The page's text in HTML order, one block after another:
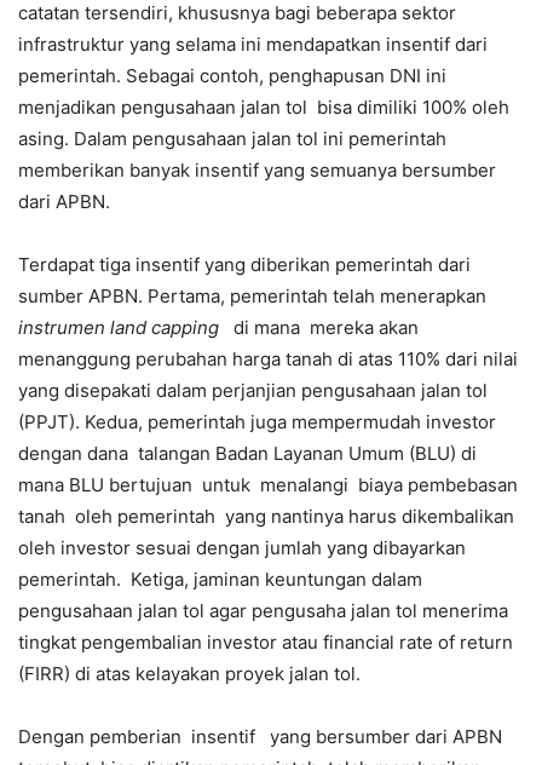
catatan tersendiri, khususnya bagi beberapa sektor
infrastruktur yang selama ini mendapatkan insentif dari
pemerintah. Sebagai contoh, penghapusan DNI ini
menjadikan pengusahaan jalan tol bisa dimiliki 100% oleh
asing. Dalam pengusahaan jalan tol ini pemerintah
memberikan banyak insentif yang semuanya bersumber
dari APBN.
Terdapat tiga insentif yang diberikan pemerintah dari
sumber APBN. Pertama, pemerintah telah menerapkan
instrumen land capping di mana mereka akan
menanggung perubahan harga tanah di atas 110% dari nilai
yang disepakati dalam perjanjian pengusahaan jalan tol
(PPJT). Kedua, pemerintah juga mempermudah investor
dengan dana talangan Badan Layanan Umum (BLU) di
mana BLU bertujuan untuk menalangi biaya pembebasan
tanah oleh pemerintah yang nantinya harus dikembalikan
oleh investor sesuai dengan jumlah yang dibayarkan
pemerintah. Ketiga, jaminan keuntungan dalam
pengusahaan jalan tol agar pengusaha jalan tol menerima
tingkat pengembalian investor atau financial rate of return
(FIRR) di atas kelayakan proyek jalan tol.
Dengan pemberian insentif yang bersumber dari APBN